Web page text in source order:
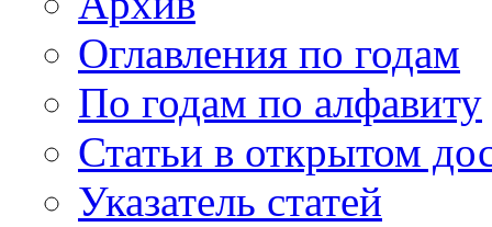
Оглавления по годам
По годам по алфавиту
Статьи в открытом
Указатель статей